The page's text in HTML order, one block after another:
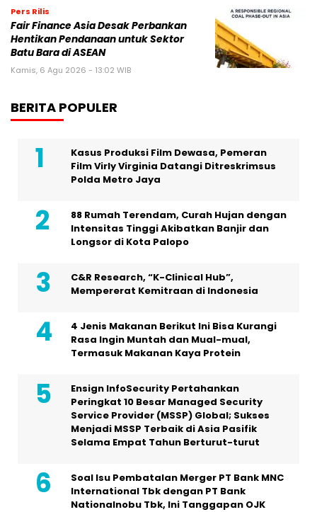
Pers Rilis
Fair Finance Asia Desak Perbankan
Hentikan Pendanaan untuk Sektor
Batu Bara di ASEAN
Kamis, 6 Agu 2026 - 13:02 WIB
BERITA POPULER
Kasus Produksi Film Dewasa, Pemeran
Film Virly Virginia Datangi Ditreskrimsus
Polda Metro Jaya
88 Rumah Terendam, Curah Hujan dengan
Intensitas Tinggi Akibatkan Banjir dan
Longsor di Kota Palopo
C&R Research, “K-Clinical Hub”,
Mempererat Kemitraan di Indonesia
4 Jenis Makanan Berikut Ini Bisa Kurangi
Rasa Ingin Muntah dan Mual-mual,
Termasuk Makanan Kaya Protein
Ensign InfoSecurity Pertahankan
Peringkat 10 Besar Managed Security
Service Provider (MSSP) Global; Sukses
Menjadi MSSP Terbaik di Asia Pasifik
Selama Empat Tahun Berturut-turut
Soal Isu Pembatalan Merger PT Bank MNC
International Tbk dengan PT Bank
Nationalnobu Tbk, Ini Tanggapan OJK